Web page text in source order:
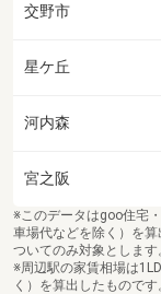
交野市
星ケ丘
河内森
宮之阪
※このデータはgoo住宅
車場代などを除く）を
ついてのみ対象とします
※周辺駅の家賃相場は
く）を算出したものです